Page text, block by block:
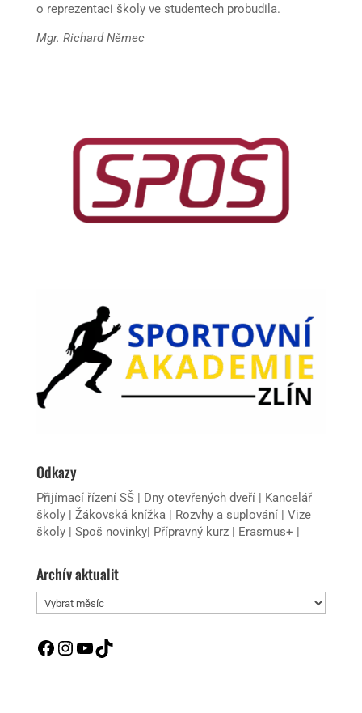
o reprezentaci školy ve studentech probudila.
Mgr. Richard Němec
Odkazy
Přijímací řízení SŠ| Dny otevřených dveří| Kancelář
školy| Žákovská knížka| Rozvhy a suplování | Vize
školy | Spoš novinky| Přípravný kurz| Erasmus+ |
Archív aktualit
Archív
aktualit
Facebook
Instagram
YouTube
TikTok